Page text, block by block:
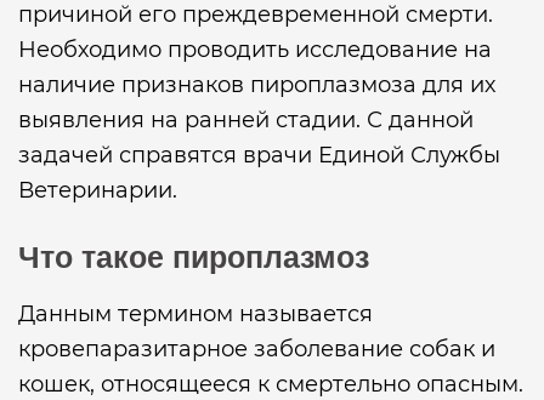
причиной его преждевременной смерти.
Необходимо проводить исследование на
наличие признаков пироплазмоза для их
выявления на ранней стадии. С данной
задачей справятся врачи Единой Службы
Ветеринарии.
Что такое пироплазмоз
Данным термином называется
кровепаразитарное заболевание собак и
кошек, относящееся к смертельно опасным.